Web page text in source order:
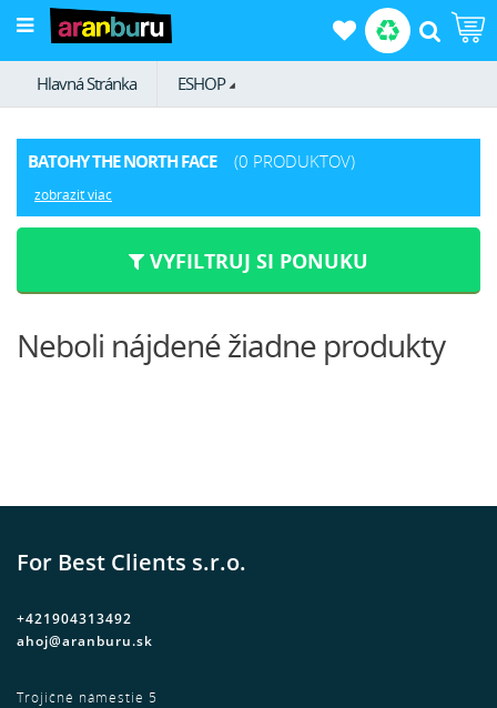
Hlavná Stránka ESHOP
BATOHY THE NORTH FACE (0 PRODUKTOV)
zobraziť viac
VYFILTRUJ SI PONUKU
Neboli nájdené žiadne produkty
For Best Clients s.r.o.
+421904313492
ahoj@aranburu.sk
Trojičné námestie 5